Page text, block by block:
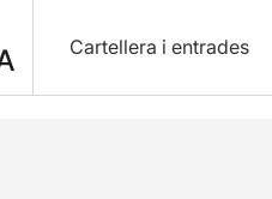
Cartellera i entrades